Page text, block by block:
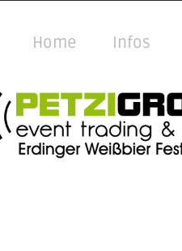
Home Infos